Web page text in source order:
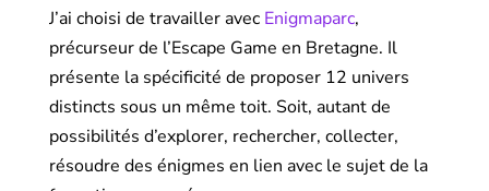
J’ai choisi de travailler avec Enigmaparc,
précurseur de l’Escape Game en Bretagne. Il
présente la spécificité de proposer 12 univers
distincts sous un même toit. Soit, autant de
possibilités d’explorer, rechercher, collecter,
résoudre des énigmes en lien avec le sujet de la